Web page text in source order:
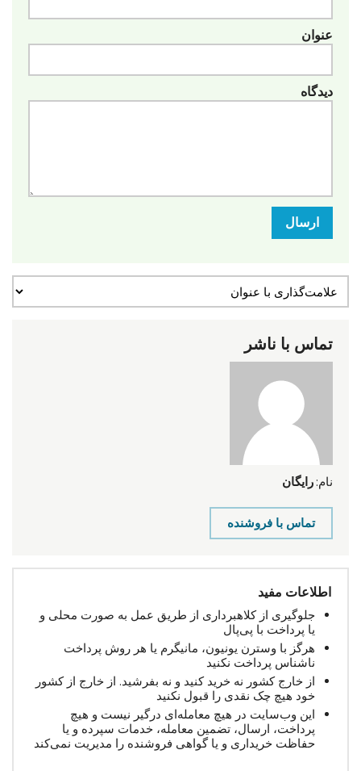
عنوان
دیدگاه
ارسال
تماس با ناشر
نام: رایگان
تماس با فروشنده
اطلاعات مفید
جلوگیری از کلاهبرداری از طریق عمل به صورت محلی و
یا پرداخت با پی‌پال
هرگز با وسترن یونیون، مانیگرم یا هر روش پرداخت
ناشناس پرداخت نکنید
از خارج کشور نه خرید کنید و نه بفرشید. از خارج از کشور
خود هیچ چک نقدی را قبول نکنید
این وب‌سایت در هیچ معامله‌ای درگیر نیست و هیچ
پرداخت، ارسال، تضمین معامله، خدمات سپرده و یا
حفاظت خریداری و یا گواهی فروشنده را مدیریت نمی‌کند